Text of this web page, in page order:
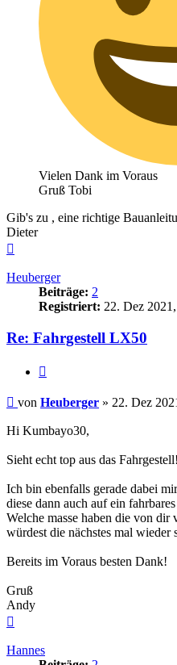
Vielen Dank im Voraus
Gruß Tobi
Gib's zu , eine richtige
Dieter
Heuberger
Beiträge: 2
Registriert: 22. Dez
Re: Fahrgestell LX50
Beitrag
von Heuberger » 22. Dez
Hi Kumbayo30,
Sieht echt top aus das Fahrgestell!
Ich bin ebenfalls gerade dabei
diese dann auch auf ein
Welche masse haben die von
würdest die nächstes mal wieder
Bereits im Voraus besten Dank!
Gruß
Andy
Hannes